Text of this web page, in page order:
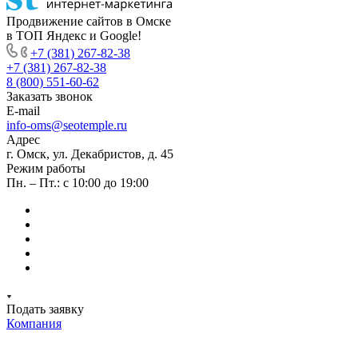
Продвижение сайтов в Омске
в ТОП Яндекс и Google!
+7 (381) 267-82-38
+7 (381) 267-82-38
8 (800) 551-60-62
Заказать звонок
E-mail
info-oms@seotemple.ru
Адрес
г. Омск, ул. Декабристов, д. 45
Режим работы
Пн. – Пт.: с 10:00 до 19:00
Подать заявку
Компания